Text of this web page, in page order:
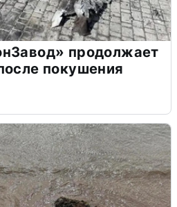
продолжает
покушения